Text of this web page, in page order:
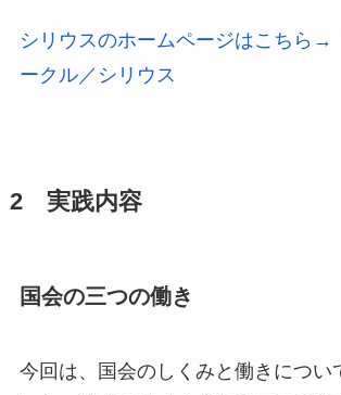
シリウスのホームページはこちら
ークル／シリウス
2 実践内容
国会の三つの働き
今回は、国会のしくみと働きについ